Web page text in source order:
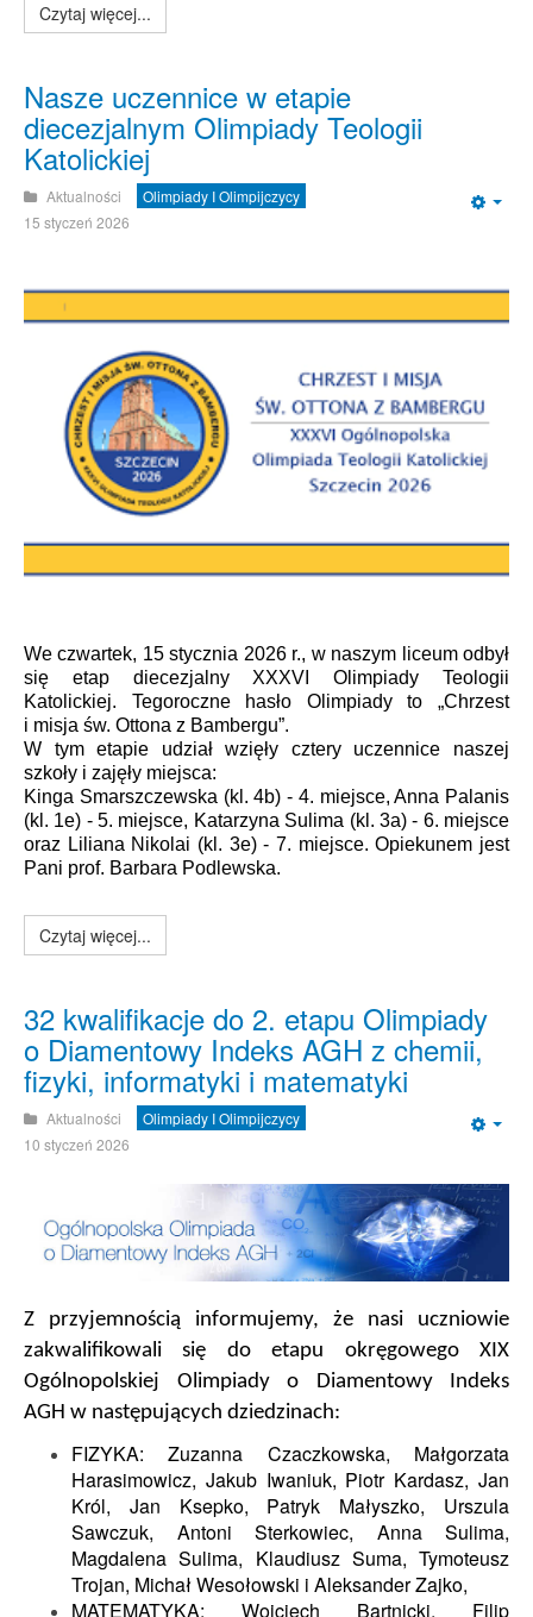
Czytaj więcej...
Nasze uczennice w etapie
diecezjalnym Olimpiady Teologii
Katolickiej
Aktualności
Olimpiady I Olimpijczycy
15 styczeń 2026
We czwartek, 15 stycznia 2026 r., w naszym liceum odbył
się etap diecezjalny XXXVI Olimpiady Teologii
Katolickiej. Tegoroczne hasło Olimpiady to „Chrzest
i misja św. Ottona z Bambergu”.
W tym etapie udział wzięły cztery uczennice naszej
szkoły i zajęły miejsca:
Kinga Smarszczewska (kl. 4b) - 4. miejsce, Anna Palanis
(kl. 1e) - 5. miejsce, Katarzyna Sulima (kl. 3a) - 6. miejsce
oraz Liliana Nikolai (kl. 3e) - 7. miejsce. Opiekunem jest
Pani prof. Barbara Podlewska.
Czytaj więcej...
32 kwalifikacje do 2. etapu Olimpiady
o Diamentowy Indeks AGH z chemii,
fizyki, informatyki i matematyki
Aktualności
Olimpiady I Olimpijczycy
10 styczeń 2026
Z przyjemnością informujemy, że nasi uczniowie
zakwalifikowali się do etapu okręgowego XIX
Ogólnopolskiej Olimpiady o Diamentowy Indeks
AGH w następujących dziedzinach:
FIZYKA:Zuzanna Czaczkowska, Małgorzata
Harasimowicz, Jakub Iwaniuk, Piotr Kardasz, Jan
Król, Jan Ksepko, Patryk Małyszko, Urszula
Sawczuk, Antoni Sterkowiec, Anna Sulima,
Magdalena Sulima, Klaudiusz Suma, Tymoteusz
Trojan, Michał Wesołowski i Aleksander Zajko,
MATEMATYKA: Wojciech Bartnicki, Filip